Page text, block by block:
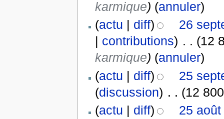
karmique) (annuler)
(actu | diff)
26
| contributions) . . (12
karmique) (annuler)
(actu | diff)
25
(discussion) . . (12
(actu | diff)
25